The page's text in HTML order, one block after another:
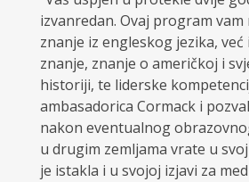
izvanredan. Ovaj program
znanje iz engleskog jezika, već
znanje, znanje o američkoj i
historiji, te liderske
ambasadorica Cormack i
nakon eventualnog
u drugim zemljama vrate u
je istakla i u svojoj izjavi za